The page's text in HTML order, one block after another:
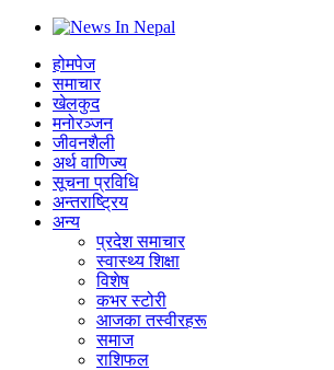
होमपेज
समाचार
खेलकुद
मनोरञ्जन
जीवनशैली
अर्थ वाणिज्य
सूचना प्रविधि
अन्तराष्ट्रिय
अन्य
प्रदेश समाचार
स्वास्थ्य शिक्षा
विशेष
कभर स्टोरी
आजका तस्वीरहरू
समाज
राशिफल